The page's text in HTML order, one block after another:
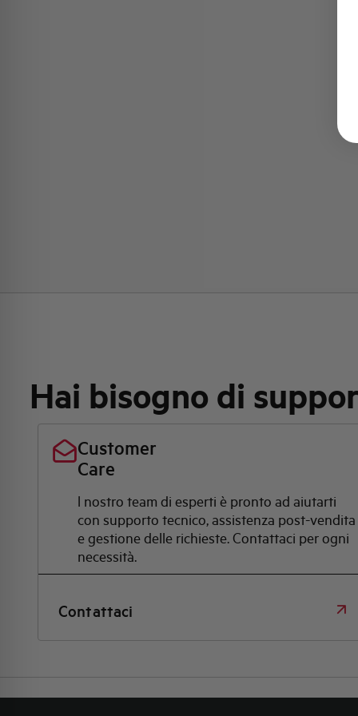
Hai bisogno di
Customer
Care
l nostro team di esperti è pronto ad aiutarti
con supporto tecnico, assistenza post-vendita
e gestione delle richieste. Contattaci per ogni
necessità.
Contattaci